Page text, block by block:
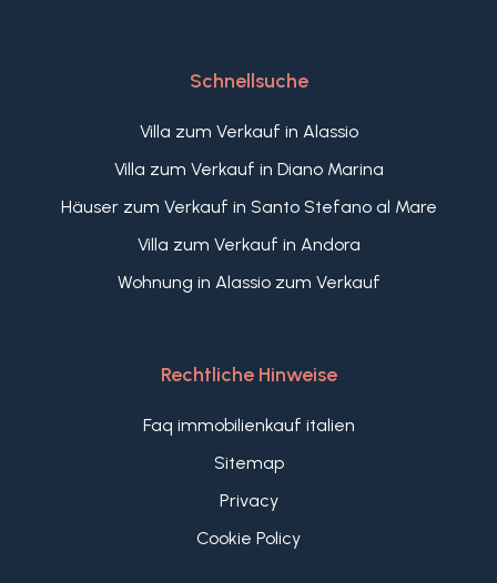
Schnellsuche
Villa zum Verkauf in Alassio
Villa zum Verkauf in Diano Marina
Häuser zum Verkauf in Santo Stefano al Mare
Villa zum Verkauf in Andora
Wohnung in Alassio zum Verkauf
Rechtliche Hinweise
Faq immobilienkauf italien
Sitemap
Privacy
Cookie Policy